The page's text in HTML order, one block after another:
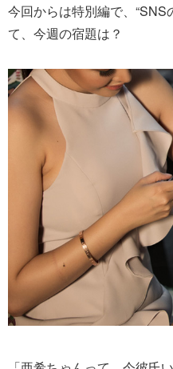
今回からは特別編で、“SNS
て、今週の宿題は？